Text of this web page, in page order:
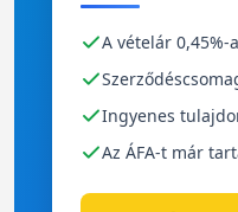
A vételár 0,45%-a
Ingyenes
Az ÁFA-t már